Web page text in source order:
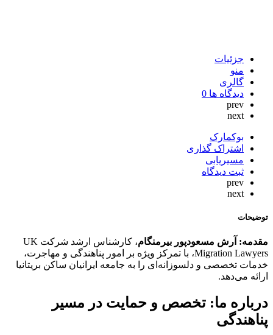
جزئیات
منو
گالری
دیدگاه ها0
prev
next
بوکمارک
اشتراک گذاری
مسیریابی
ثبت دیدگاه
prev
next
توضیحات
مقدمه: آرش مسعودپور بیرمنگام
، کارشناس ارشد شرکت UK
Migration Lawyers، با تمرکز ویژه بر امور پناهندگی و مهاجرت،
خدمات تخصصی و دلسوزانه‌ای را به جامعه ایرانیان ساکن بریتانیا
ارائه می‌دهد.
درباره ما: تخصص و حمایت در مسیر
پناهندگی